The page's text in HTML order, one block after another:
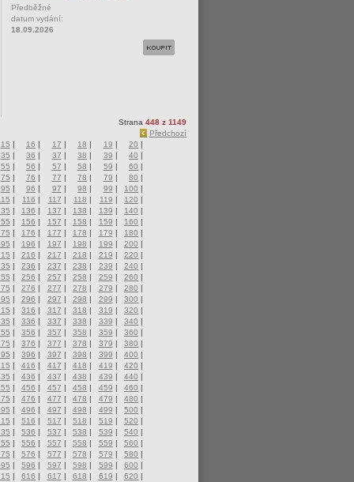
Předběžné
datum vydání:
18.09.2026
Strana 448 z 1149
Předchozí
15 | 16 | 17 | 18 | 19 | 20 |
35 | 36 | 37 | 38 | 39 | 40 |
55 | 56 | 57 | 58 | 59 | 60 |
75 | 76 | 77 | 78 | 79 | 80 |
95 | 96 | 97 | 98 | 99 | 100 |
| 116 | 117 | 118 | 119 | 120 |
| 136 | 137 | 138 | 139 | 140 |
| 156 | 157 | 158 | 159 | 160 |
| 176 | 177 | 178 | 179 | 180 |
| 196 | 197 | 198 | 199 | 200 |
| 216 | 217 | 218 | 219 | 220 |
| 236 | 237 | 238 | 239 | 240 |
| 256 | 257 | 258 | 259 | 260 |
| 276 | 277 | 278 | 279 | 280 |
| 296 | 297 | 298 | 299 | 300 |
| 316 | 317 | 318 | 319 | 320 |
| 336 | 337 | 338 | 339 | 340 |
| 356 | 357 | 358 | 359 | 360 |
| 376 | 377 | 378 | 379 | 380 |
| 396 | 397 | 398 | 399 | 400 |
| 416 | 417 | 418 | 419 | 420 |
| 436 | 437 | 438 | 439 | 440 |
| 456 | 457 | 458 | 459 | 460 |
| 476 | 477 | 478 | 479 | 480 |
| 496 | 497 | 498 | 499 | 500 |
| 516 | 517 | 518 | 519 | 520 |
| 536 | 537 | 538 | 539 | 540 |
| 556 | 557 | 558 | 559 | 560 |
| 576 | 577 | 578 | 579 | 580 |
| 596 | 597 | 598 | 599 | 600 |
| 616 | 617 | 618 | 619 | 620 |